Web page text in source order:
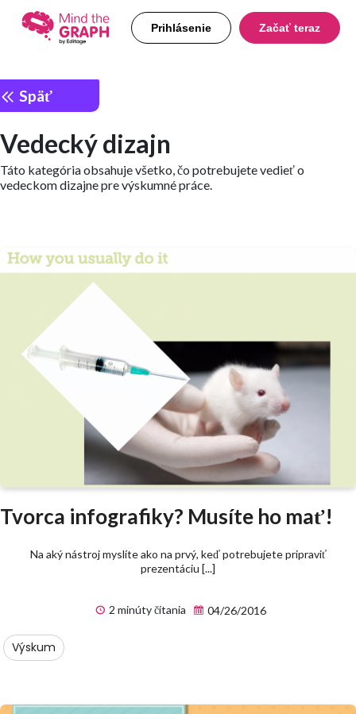
Prihlásenie Začať teraz
Späť
Vedecký dizajn
Táto kategória obsahuje všetko, čo potrebujete vedieť o
vedeckom dizajne pre výskumné práce.
Tvorca infografiky? Musíte ho mať!
Na aký nástroj myslíte ako na prvý, keď potrebujete pripraviť
prezentáciu [...]
2 minúty čítania 04/26/2016
Výskum